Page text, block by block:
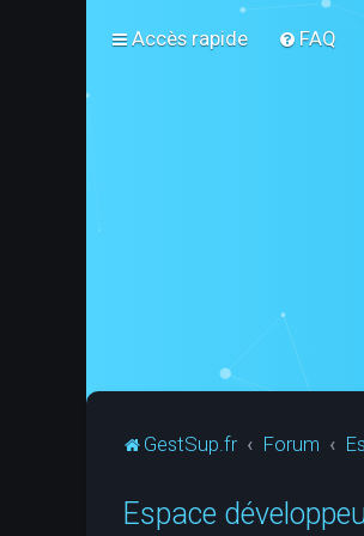
Accès rapide FAQ
GestSup.fr Forum
Espace